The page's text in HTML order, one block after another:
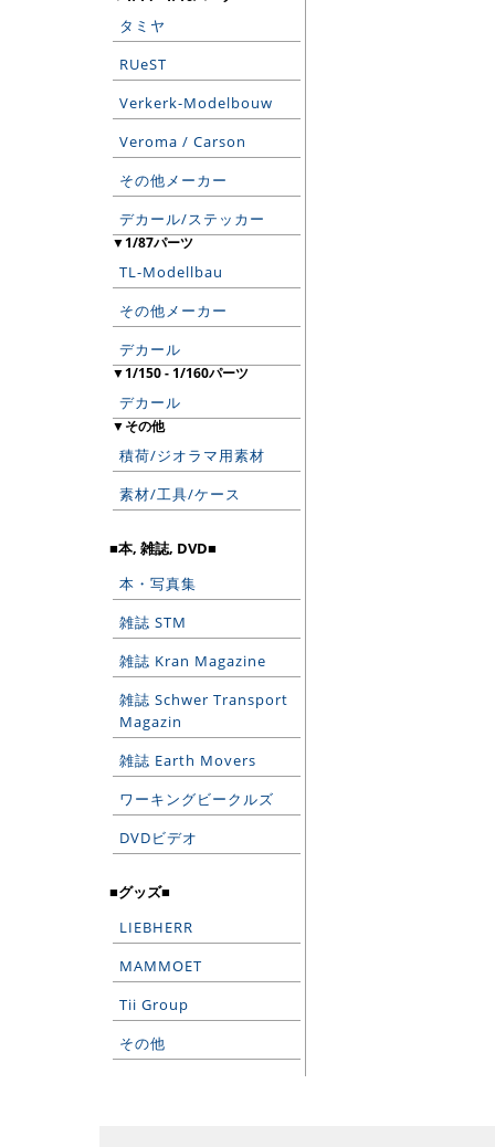
タミヤ
RUeST
Verkerk-Modelbouw
Veroma / Carson
その他メーカー
デカール/ステッカー
▼1/87パーツ
TL-Modellbau
その他メーカー
デカール
▼1/150 - 1/160パーツ
デカール
▼その他
積荷/ジオラマ用素材
素材/工具/ケース
■本, 雑誌, DVD■
本・写真集
雑誌 STM
雑誌 Kran Magazine
雑誌 Schwer Transport
Magazin
雑誌 Earth Movers
ワーキングビークルズ
DVDビデオ
■グッズ■
LIEBHERR
MAMMOET
Tii Group
その他